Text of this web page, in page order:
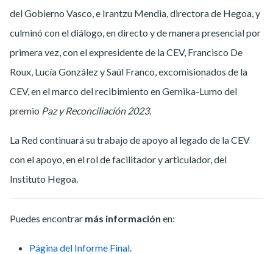
del Gobierno Vasco, e Irantzu Mendia, directora de Hegoa, y
culminó con el diálogo, en directo y de manera presencial por
primera vez, con el expresidente de la CEV, Francisco De
Roux, Lucía González y Saúl Franco, excomisionados de la
CEV, en el marco del recibimiento en Gernika-Lumo del
premio Paz y Reconciliación 2023.
La Red continuará su trabajo de apoyo al legado de la CEV
con el apoyo, en el rol de facilitador y articulador, del
Instituto Hegoa.
Puedes encontrar más información en:
Página del Informe Final.